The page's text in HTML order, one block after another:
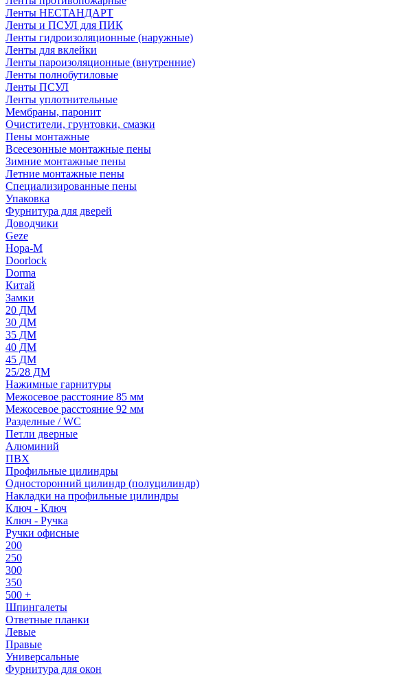
Ленты НЕСТАНДАРТ
Ленты и ПСУЛ для ПИК
Ленты гидроизоляционные (наружные)
Ленты для вклейки
Ленты пароизоляционные (внутренние)
Ленты полнобутиловые
Ленты ПСУЛ
Ленты уплотнительные
Мембраны, паронит
Очистители, грунтовки, смазки
Пены монтажные
Всесезонные монтажные пены
Зимние монтажные пены
Летние монтажные пены
Специализированные пены
Упаковка
Фурнитура для дверей
Доводчики
Geze
Нора-М
Doorlock
Dorma
Китай
Замки
20 ДМ
30 ДМ
35 ДМ
40 ДМ
45 ДМ
25/28 ДМ
Нажимные гарнитуры
Межосевое расстояние 85 мм
Межосевое расстояние 92 мм
Разделные / WC
Петли дверные
Алюминий
ПВХ
Профильные цилиндры
Односторонний цилиндр (полуцилиндр)
Накладки на профильные цилиндры
Ключ - Ключ
Ключ - Ручка
Ручки офисные
200
250
300
350
500 +
Шпингалеты
Ответные планки
Левые
Правые
Универсальные
Фурнитура для окон